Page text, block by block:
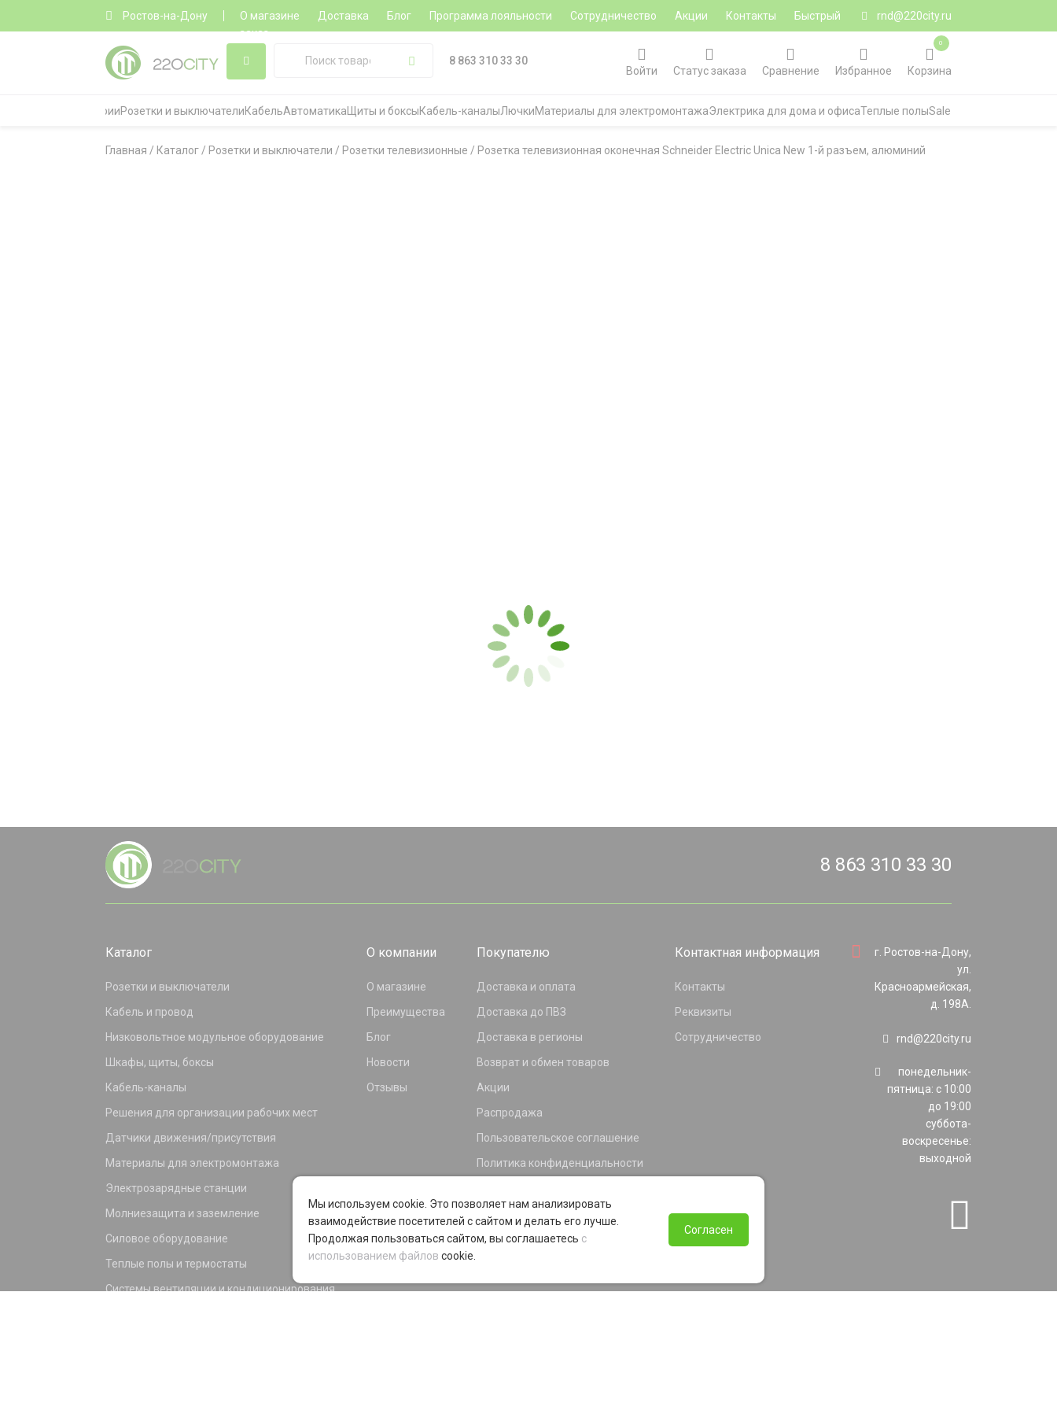
Ростов-на-Дону О магазине Доставка Блог Программа лояльности Сотрудничество Акции Контакты
Быстрый
заказ
rnd@220city.ru
8 863 310 33 30
Войти
Статус заказа Сравнение Избранное Корзина
0
Все категорииРозетки и выключателиКабельАвтоматика Щиты и боксыКабель-каналыЛючкиМатериалы для электромонтажаЭлектрика для дома и офисаТеплые полыSale
Главная / Каталог / Розетки и выключатели / Розетки телевизионные / Розетка телевизионная оконечная Schneider Electric Unica New 1-й разъем, алюминий
8 863 310 33 30
Каталог
Розетки и выключатели
Кабель и провод
Низковольтное модульное оборудование
Шкафы, щиты, боксы
Кабель-каналы
Решения для организации рабочих мест
Датчики движения/присутствия
Материалы для электромонтажа
Электрозарядные станции
Молниезащита и заземление
Силовое оборудование
Теплые полы и термостаты
Системы вентиляции и кондиционирования
О компании
О магазине
Преимущества
Блог
Новости
Отзывы
Покупателю
Доставка и оплата
Доставка до ПВЗ
Доставка в регионы
Возврат и обмен товаров
Акции
Распродажа
Пользовательское соглашение
Политика конфиденциальности
Программа лояльности
Контактная информация
Контакты
Реквизиты
Сотрудничество
г. Ростов-на-Дону,
ул.
Красноармейская,
д. 198А.
rnd@220city.ru
понедельник-
пятница: с 10:00
до 19:00
суббота-
воскресенье:
выходной
Мы используем cookie. Это позволяет нам анализировать
взаимодействие посетителей с сайтом и делать его лучше.
Продолжая пользоваться сайтом, вы соглашаетесь с
использованием файлов cookie.
Согласен